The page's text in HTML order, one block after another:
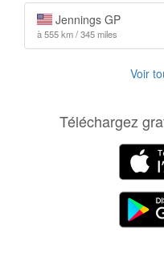
Jennings GP
à 555 km / 345 miles
Voir
Téléchargez